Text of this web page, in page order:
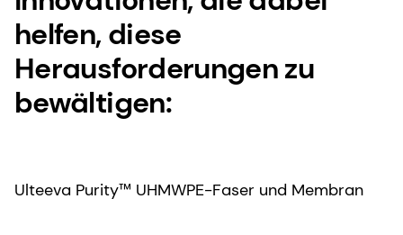
helfen, diese
Herausforderungen zu
bewältigen:
Ulteeva Purity™ UHMWPE-Faser und Membran